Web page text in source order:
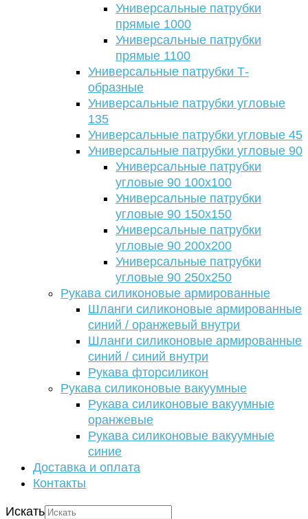
Универсальные патрубки
прямые 1000
Универсальные патрубки
прямые 1100
Универсальные патрубки Т-
образные
Универсальные патрубки угловые
135
Универсальные патрубки угловые 45
Универсальные патрубки угловые 90
Универсальные патрубки
угловые 90 100х100
Универсальные патрубки
угловые 90 150х150
Универсальные патрубки
угловые 90 200х200
Универсальные патрубки
угловые 90 250х250
Рукава силиконовые армированные
Шланги силиконовые армированные
синий / оранжевый внутри
Шланги силиконовые армированные
синий / синий внутри
Рукава фторсиликон
Рукава силиконовые вакуумные
Рукава силиконовые вакуумные
оранжевые
Рукава силиконовые вакуумные
синие
Доставка и оплата
Контакты
Искать